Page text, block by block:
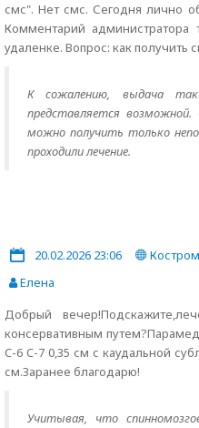
смс". Нет смс. Сегодня лично
Комментарий администратора
удаленке. Вопрос: как получить
К сожалению, выдача
представляется
можно получить только
проходили лечение.
20.02.2026 23:06
Елена
Добрый
консервативным
C-6 C-7 0,35 см с каудальной
см.Заранее благодарю!
Учитывая, что